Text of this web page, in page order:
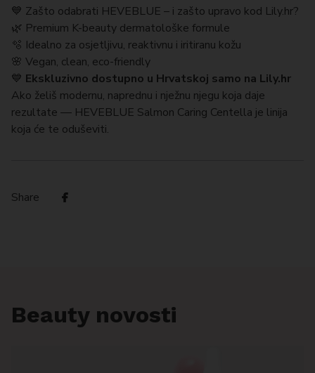
💙 Zašto odabrati HEVEBLUE – i zašto upravo kod Lily.hr?
🌿 Premium K-beauty dermatološke formule
🫧 Idealno za osjetljivu, reaktivnu i iritiranu kožu
🌸 Vegan, clean, eco-friendly
💙 Ekskluzivno dostupno u Hrvatskoj samo na Lily.hr
Ako želiš modernu, naprednu i nježnu njegu koja daje
rezultate — HEVEBLUE Salmon Caring Centella je linija
koja će te oduševiti.
Share
Beauty novosti